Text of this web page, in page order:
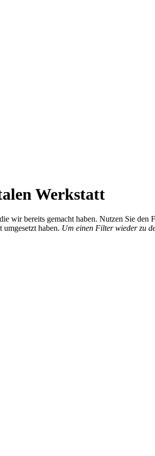
Werkstatt
wir bereits gemacht haben. Nutzen Sie
haben. Um einen Filter wieder zu